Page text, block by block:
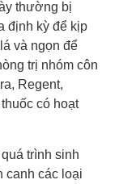
thường bị
định kỳ để kịp
và ngọn để
trị nhóm côn
Regent,
có hoạt
trình sinh
canh các loại